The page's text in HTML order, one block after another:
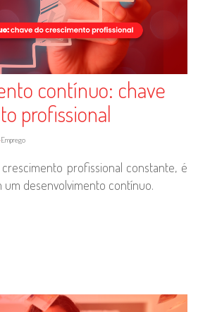
contínuo: chave
profissional
Emprego
profissional constante, é
desenvolvimento contínuo.